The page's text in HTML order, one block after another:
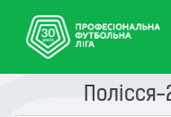
Полісся-